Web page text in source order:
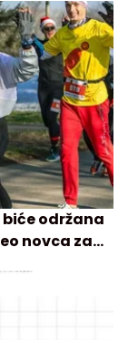
održana
novca za
na Savi",